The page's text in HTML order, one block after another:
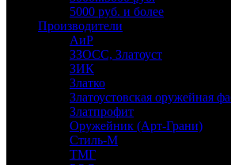
5000 руб. и более
Производители
АиР
ЗЗОСС, Златоуст
ЗИК
Златко
Златоустовская оружейная
Златпрофит
Оружейник (Арт-Грани)
Стиль-М
ТМГ